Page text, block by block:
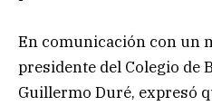
En comunicación con un
presidente del Colegio de
Guillermo Duré, expresó